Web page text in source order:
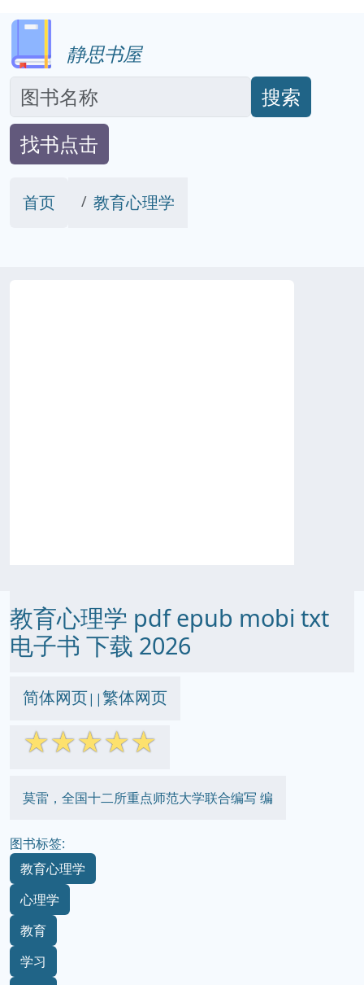
静思书屋
搜索
找书点击
首页 教育心理学
教育心理学 pdf epub mobi txt
电子书 下载 2026
简体网页||繁体网页
☆☆☆☆☆
莫雷，全国十二所重点师范大学联合编写 编
图书标签:
教育心理学
心理学
教育
学习